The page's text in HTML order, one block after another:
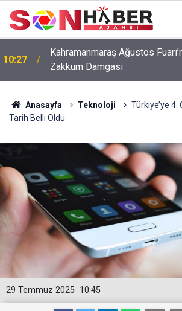
10:27
Kahramanmaraş Ağustos
Zakkum Damgası
Anasayfa Teknoloji
Türkiye’ye 4.
Tarih Belli Oldu
10:45
29 Temmuz 2025